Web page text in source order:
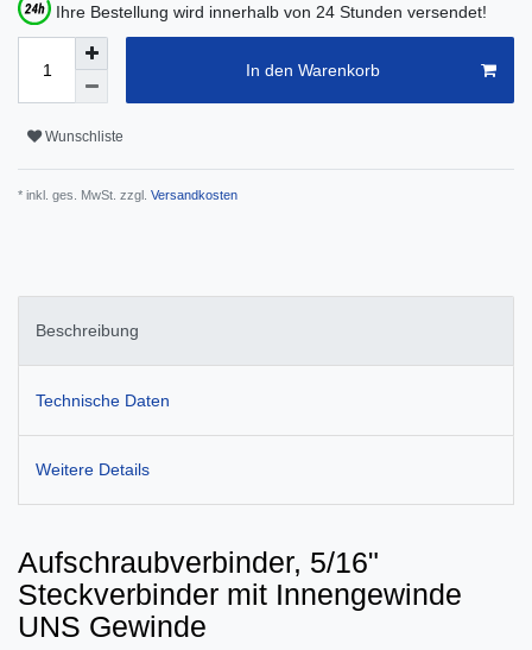
Ihre Bestellung wird innerhalb von 24 Stunden versendet!
In den Warenkorb
Wunschliste
* inkl. ges. MwSt. zzgl. Versandkosten
Beschreibung
Technische Daten
Weitere Details
Aufschraubverbinder, 5/16"
Steckverbinder mit Innengewinde
UNS Gewinde